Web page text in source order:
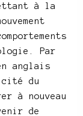
à la
Par
anglais
du
à nouveau
de